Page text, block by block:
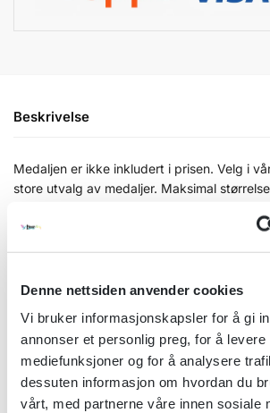
Denne nettsiden anvender cookies
Vi bruker informasjonskapsler for å gi
annonser et personlig preg, for å levere
mediefunksjoner og for å analysere
dessuten informasjon om hvordan du
vårt, med partnerne våre innen sosiale
Beskrivelse
Medaljen er ikke inkludert i prisen. Velg i
store utvalg av medaljer. Maksimal størrelse
Kategorier: Medalje-
Relaterte produkter